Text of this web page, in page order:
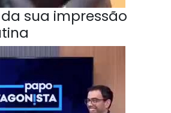
sua impressão